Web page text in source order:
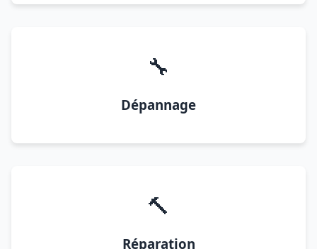
🔧
Dépannage
🔨
Réparation